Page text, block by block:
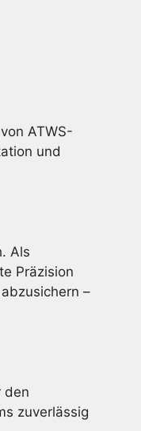
ATWS-
und
Als
Präzision
–
den
zuverlässig